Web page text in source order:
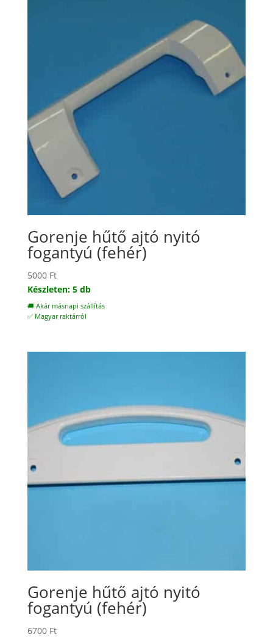
Gorenje hűtő ajtó nyitó
fogantyú (fehér)
5000 Ft
Készleten: 5 db
🚚 Akár másnapi szállítás
✅ Magyar raktárról
Gorenje hűtő ajtó nyitó
fogantyú (fehér)
6700 Ft